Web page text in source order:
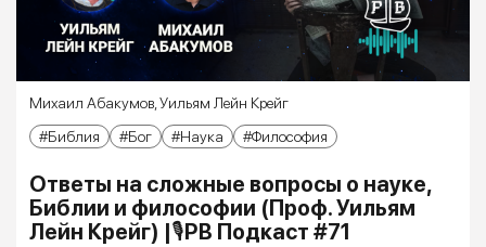
Михаил Абакумов,Уильям Лейн Крейг
Библия
Бог Наука Философия
Ответы на сложные вопросы о науке,
Библии и философии (Проф. Уильям
Лейн Крейг) |🎙РВ Подкаст #71